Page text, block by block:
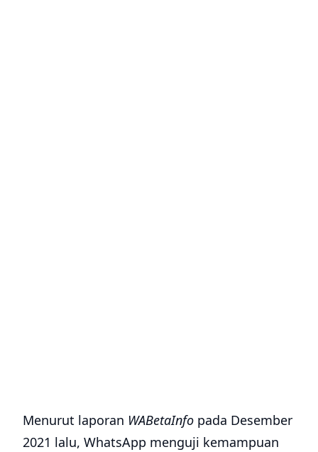
Menurut laporan WABetaInfo pada Desember
2021 lalu, WhatsApp menguji kemampuan